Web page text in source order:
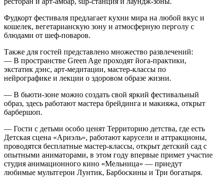
Фудкорт фестиваля предлагает кухни мира на любой вкус и
кошелек, вегетарианскую зону и атмосферную перголу с
блюдами от шеф-поваров.
Также для гостей представлено множество развлечений:
— В пространстве Green Age проходят йога-практики,
экстатик дэнс, арт-медитации, мастер-классы по
нейрографике и лекции о здоровом образе жизни.
— В бьюти-зоне можно создать свой яркий фестивальный
образ, здесь работают мастера брейдинга и макияжа, открыт
барбершоп.
— Гости с детьми особо ценят Территорию детства, где есть
Детская сцена «Ариэль», работают карусели и аттракционы,
проводятся бесплатные мастер-классы, открыт детский сад с
опытными аниматорами, в этом году впервые примет участие
студия анимационного кино «Мельница» — приедут
любимые мультгерои Лунтик, Барбоскины и Три богатыря.